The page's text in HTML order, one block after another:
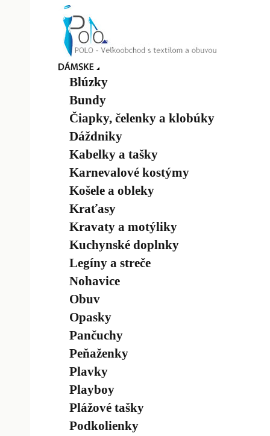
Blúzky
Bundy
Čiapky, čelenky a klobúky
Dáždniky
Kabelky a tašky
Karnevalové kostýmy
Košele a obleky
Kraťasy
Kravaty a motýliky
Kuchynské doplnky
Legíny a streče
Nohavice
Obuv
Opasky
Pančuchy
Peňaženky
Plavky
Playboy
Plážové tašky
Podkolienky